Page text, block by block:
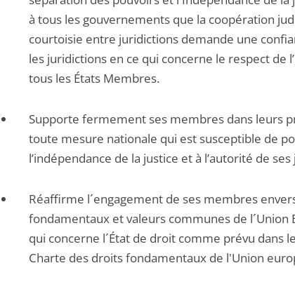
à tous les gouvernements que la coopération
courtoisie entre juridictions demande une
les juridictions en ce qui concerne le respect de
tous les États Membres.
Supporte fermement ses membres dans leurs
toute mesure nationale qui est susceptible de
l’indépendance de la justice et à l’autorité de
Réaffirme l´engagement de ses membres
fondamentaux et valeurs communes de l´Union
qui concerne l´État de droit comme prévu dans
Charte des droits fondamentaux de l'Union